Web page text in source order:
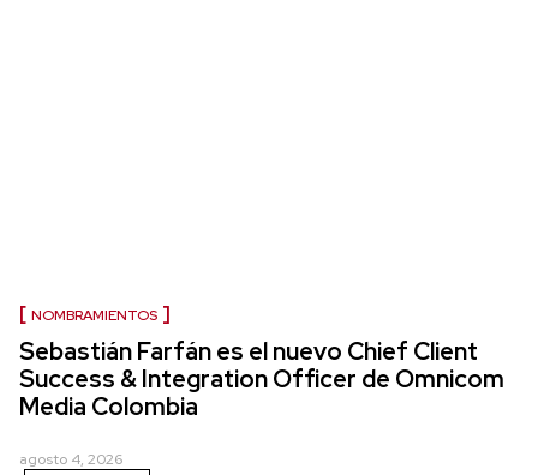
NOMBRAMIENTOS
Sebastián Farfán es el nuevo Chief Client
Success & Integration Officer de Omnicom
Media Colombia
agosto 4, 2026